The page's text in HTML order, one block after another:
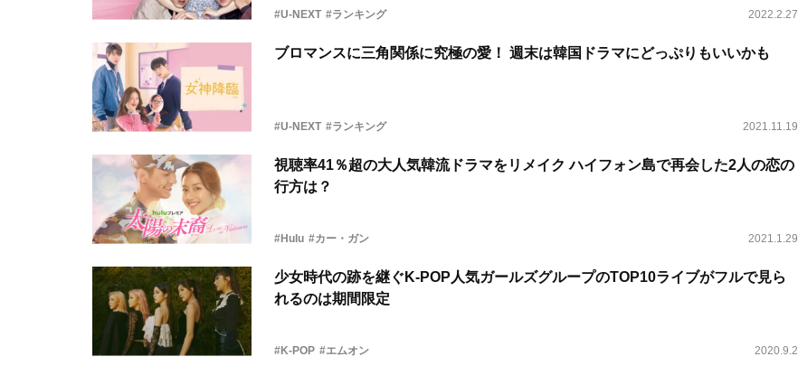
#U-NEXT #ランキング 2022.2.27
ブロマンスに三角関係に究極の愛！ 週末は韓国ドラマにどっぷりもいいかも
#U-NEXT #ランキング 2021.11.19
視聴率41％超の大人気韓流ドラマをリメイク ハイフォン島で再会した2人の恋の
行方は？
#Hulu #カー・ガン 2021.1.29
少女時代の跡を継ぐK-POP人気ガールズグループのTOP10ライブがフルで見ら
れるのは期間限定
#K-POP #エムオン 2020.9.2